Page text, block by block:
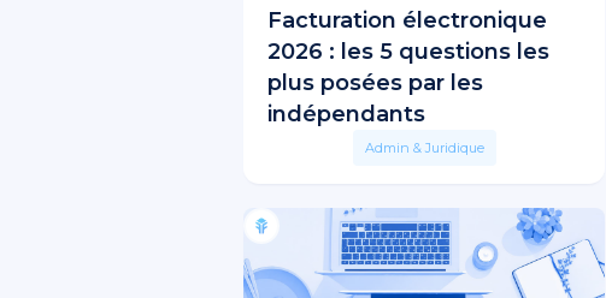
Facturation électronique
2026 : les 5 questions les
plus posées par les
indépendants
Admin & Juridique